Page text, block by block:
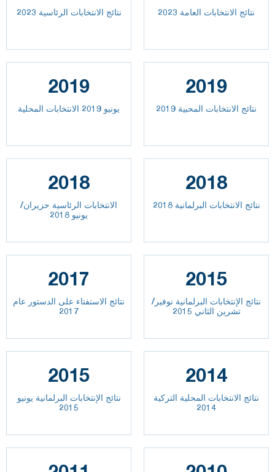
نتائج الانتخابات الرئاسية 2023 2023 نتائج الانتخابات العامة
2019
يونيو 2019 الانتخابات المحلية
2019
نتائج الانتخابات المحبية 2019
2018
الانتخابات الرئاسية حزيران/
يونيو 2018
2018
نتائج الانتخابات البرلمانية 2018
2017
نتائج الاستفتاء على الدستور عام
2017
2015
نتائج الإنتخابات البرلمانية نوفير/
تشرين الثاني 2015
2015
نتائج الإنتخابات البرلمانية يونيو
2015
2014
نتائج الانتخابات المحلية التركية
2014